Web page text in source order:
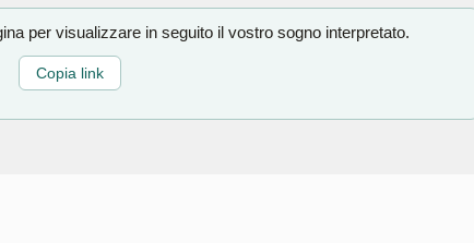
per visualizzare in seguito il vostro sogno interpretato.
Copia link